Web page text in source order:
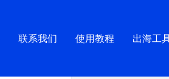
联系我们 使用教程 出海工